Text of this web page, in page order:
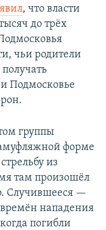
, что власти
до трёх
чьи родители
Подмосковье
группы
форме
из
там произошёл
Случившееся —
нападения
погибли